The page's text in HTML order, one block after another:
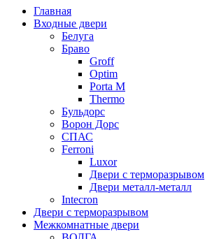
Главная
Входные двери
Белуга
Браво
Groff
Optim
Porta М
Thermo
Бульдорс
Ворон Дорс
СПАС
Ferroni
Luxor
Двери с терморазрывом
Двери металл-металл
Intecron
Двери с терморазрывом
Межкомнатные двери